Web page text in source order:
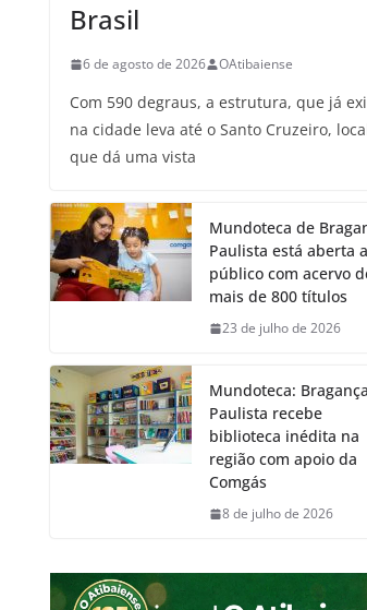
Brasil
6 de agosto de 2026 OAtibaiense
Com 590 degraus, a estrutura, que já
na cidade leva até o Santo Cruzeiro,
que dá uma vista
Mundoteca de
Paulista está aberta
público com acervo
mais de 800 títulos
23 de julho de 2026
Mundoteca: Bragança
Paulista recebe
biblioteca inédita na
região com apoio da
Comgás
8 de julho de 2026